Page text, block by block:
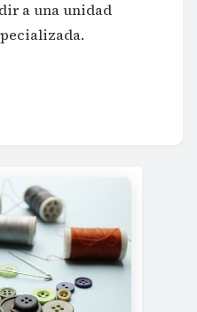
a una unidad